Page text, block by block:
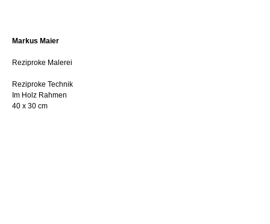
Markus Maier
Reziproke Malerei
Reziproke Technik
Im Holz Rahmen
40 x 30 cm